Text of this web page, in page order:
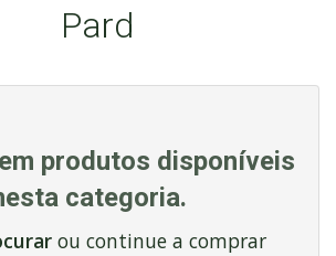
Pard
produtos disponíveis
categoria.
ou continue a comprar